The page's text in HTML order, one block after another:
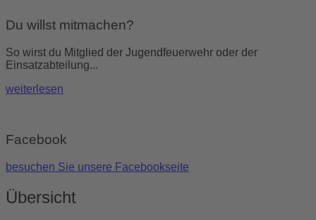
Du willst mitmachen?
So wirst du Mitglied der Jugendfeuerwehr oder der
Einsatzabteilung...
weiterlesen
Facebook
besuchen Sie unsere Facebookseite
Übersicht